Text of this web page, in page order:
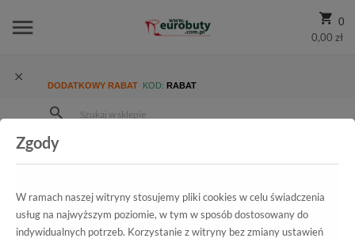
0
0,00 zł
DODATKOWY RABAT KOD: RABAT
Kolekcja damska
Czółenka
Zgody
W ramach naszej witryny stosujemy pliki cookies w celu świadczenia
usług na najwyższym poziomie, w tym w sposób dostosowany do
indywidualnych potrzeb. Korzystanie z witryny bez zmiany ustawień